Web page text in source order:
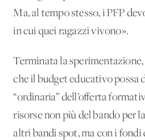
Ma, al tempo stesso, iPFP
in cui quei ragazzi vivono».
Terminata la sperimentazione,
che il budget educativo possa
“ordinaria” dell’offerta
risorse non più del bando per
altri bandi spot, ma con i